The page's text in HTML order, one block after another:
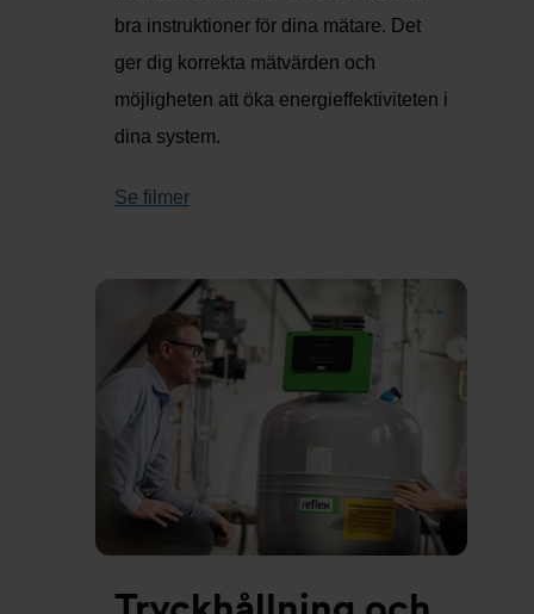
bra instruktioner för dina mätare. Det
ger dig korrekta mätvärden och
möjligheten att öka energieffektiviteten i
dina system.
Se filmer